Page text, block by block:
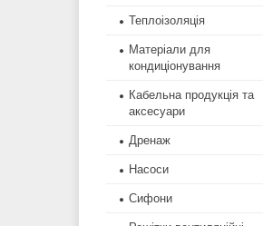
Теплоізоляція
Матеріали для
кондиціонування
Кабельна продукція та
аксесуари
Дренаж
Насоси
Сифони